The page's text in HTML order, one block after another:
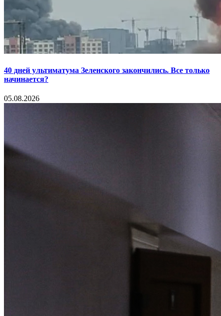
40 дней ультиматума Зеленского закончились. Все только
начинается?
05.08.2026